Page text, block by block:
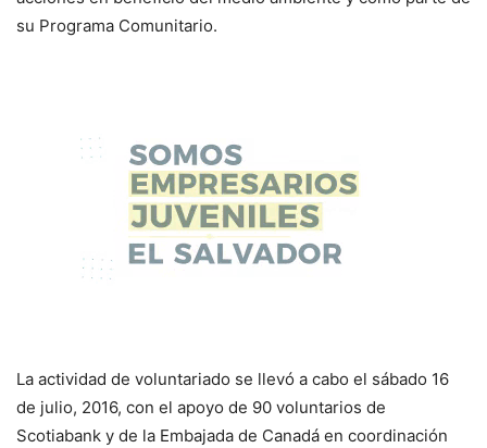
su Programa Comunitario.
La actividad de voluntariado se llevó a cabo el sábado 16
de julio, 2016, con el apoyo de 90 voluntarios de
Scotiabank y de la Embajada de Canadá en coordinación